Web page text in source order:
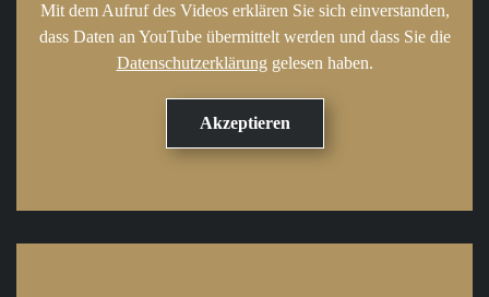
Mit dem Aufruf des Videos erklären Sie sich einverstanden,
dass Daten an YouTube übermittelt werden und dass Sie die
Datenschutzerklärung gelesen haben.